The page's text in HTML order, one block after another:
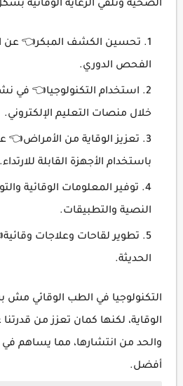
الصحية وتلقي الرعاية الوقائية
تحسين الكشف المبكر👈 عن
الفحص الدوري.
استخدام التكنولوجيا👈 في
خلال منصات التعليم الإلكتروني.
تعزيز الوقاية من الأمراض👈
باستخدام الأجهزة القابلة للارتداء.
توفير المعلومات الوقائية
النصية والتطبيقات.
تطوير لقاحات وعلاجات
الحديثة.
التكنولوجيا في الطب الوقائي
الوقاية، لكنها كمان تعزز من قدرتنا
والحد من انتشارها، مما يساهم
أفضل.